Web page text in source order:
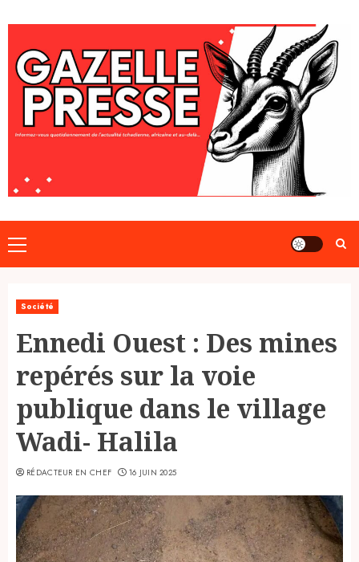
to
content
Primary
Menu
Société
Ennedi Ouest : Des mines
repérés sur la voie
publique dans le village
Wadi- Halila
RÉDACTEUR EN CHEF 16 JUIN 2025